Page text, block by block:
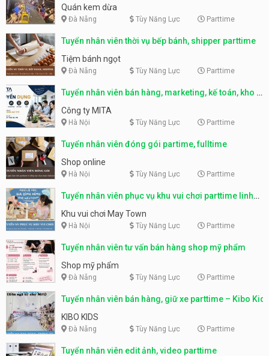
Quán kem dừa
Đà Nẵng Tùy Năng Lực Parttime
Tuyển nhân viên thời vụ bếp bánh, shipper parttime
Tiệm bánh ngọt
Đà Nẵng Tùy Năng Lực Parttime
Tuyển nhân viên bán hàng, marketing, kế toán, kho –
parttime, fulltime
Công ty MITA
Hà Nội Tùy Năng Lực Parttime
Tuyển nhân viên đóng gói partime, fulltime
Shop online
Hà Nội Tùy Năng Lực Parttime
Tuyển nhân viên phục vụ khu vui chơi parttime linh
động
Khu vui chơi May Town
Hà Nội Tùy Năng Lực Parttime
Tuyển nhân viên tư vấn bán hàng shop mỹ phẩm
Shop mỹ phẩm
Đà Nẵng Tùy Năng Lực Parttime
Tuyển nhân viên bán hàng, giữ xe parttime – Kibo Kid
KIBO KIDS
Đà Nẵng Tùy Năng Lực Parttime
Tuyển nhân viên edit ảnh, video parttime